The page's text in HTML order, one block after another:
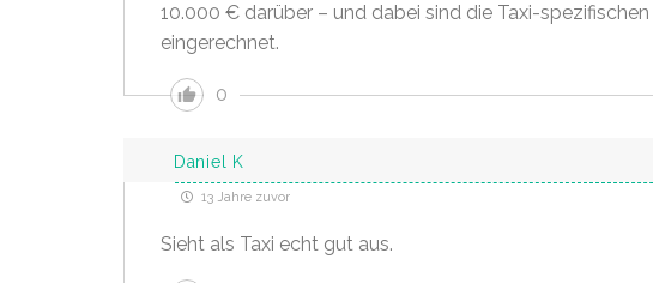
10.000 € darüber – und dabei sind die Taxi-
eingerechnet.
0
Daniel K
13 Jahre zuvor
Sieht als Taxi echt gut aus.